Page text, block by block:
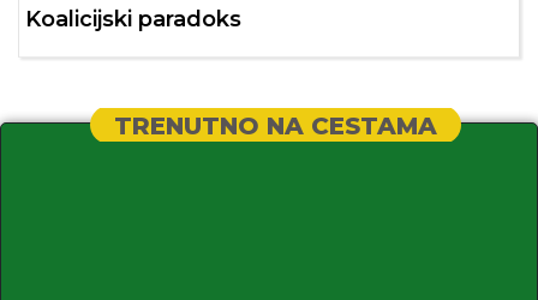
Koalicijski paradoks
TRENUTNO NA CESTAMA